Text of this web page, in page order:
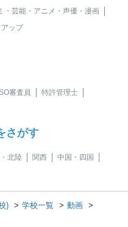
・芸能・アニメ・声優・漫画
ップ
審査員
特許管理士
さがす
北陸 関西
中国・四国
) 学校一覧
動画